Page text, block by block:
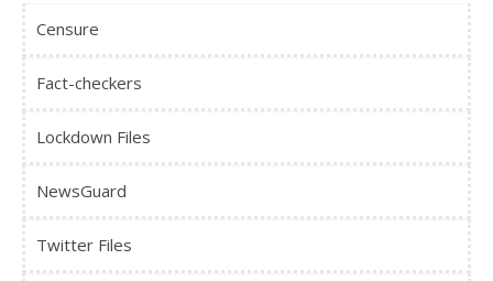
Censure
Fact-checkers
Lockdown Files
NewsGuard
Twitter Files